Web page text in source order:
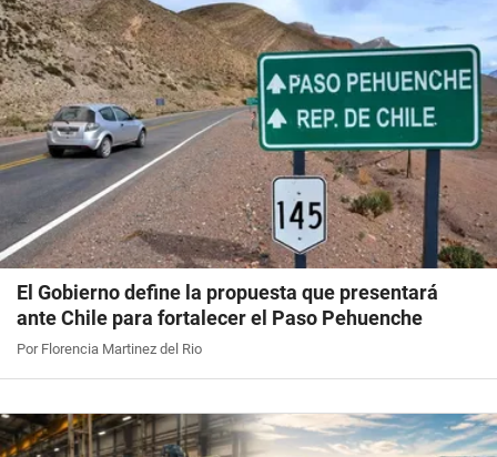
El Gobierno define la propuesta que presentará
ante Chile para fortalecer el Paso Pehuenche
Por Florencia Martinez del Rio